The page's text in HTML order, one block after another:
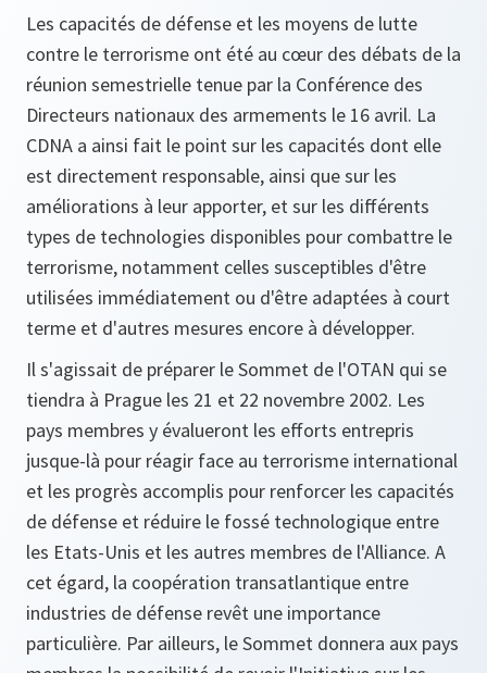
Les capacités de défense et les moyens de lutte
contre le terrorisme ont été au cœur des débats de la
réunion semestrielle tenue par la Conférence des
Directeurs nationaux des armements le 16 avril. La
CDNA a ainsi fait le point sur les capacités dont elle
est directement responsable, ainsi que sur les
améliorations à leur apporter, et sur les différents
types de technologies disponibles pour combattre le
terrorisme, notamment celles susceptibles d'être
utilisées immédiatement ou d'être adaptées à court
terme et d'autres mesures encore à développer.
Il s'agissait de préparer le Sommet de l'OTAN qui se
tiendra à Prague les 21 et 22 novembre 2002. Les
pays membres y évalueront les efforts entrepris
jusque-là pour réagir face au terrorisme international
et les progrès accomplis pour renforcer les capacités
de défense et réduire le fossé technologique entre
les Etats-Unis et les autres membres de l'Alliance. A
cet égard, la coopération transatlantique entre
industries de défense revêt une importance
particulière. Par ailleurs, le Sommet donnera aux pays